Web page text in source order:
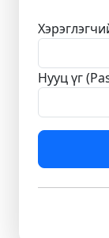
Нууц үг